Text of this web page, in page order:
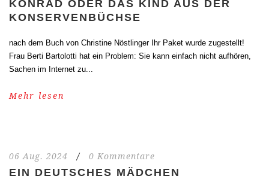
KONRAD ODER DAS KIND AUS DER
KONSERVENBÜCHSE
nach dem Buch von Christine Nöstlinger Ihr Paket wurde zugestellt!
Frau Berti Bartolotti hat ein Problem: Sie kann einfach nicht aufhören,
Sachen im Internet zu...
Mehr lesen
06 Aug. 2024 / 0 Kommentare
EIN DEUTSCHES MÄDCHEN